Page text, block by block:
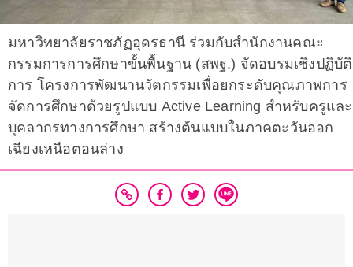
มหาวิทยาลัยราชภัฏอุดรธานี ร่วมกับสำนักงานคณะ
กรรมการการศึกษาขั้นพื้นฐาน (สพฐ.) จัดอบรมเชิงปฏิบัติ
การ โครงการพัฒนานวัตกรรมเพื่อยกระดับคุณภาพการ
จัดการศึกษาด้วยรูปแบบ Active Learning สำหรับครูและ
บุคลากรทางการศึกษา สร้างต้นแบบในภาคตะวันออก
เฉียงเหนือตอนล่าง